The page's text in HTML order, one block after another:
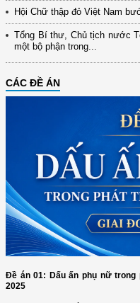
Hội Chữ thập đỏ Việt Nam
Tổng Bí thư, Chủ tịch nước
một bộ phận trong...
CÁC ĐỀ ÁN
Đề án 01: Dấu ấn phụ nữ trong
2025